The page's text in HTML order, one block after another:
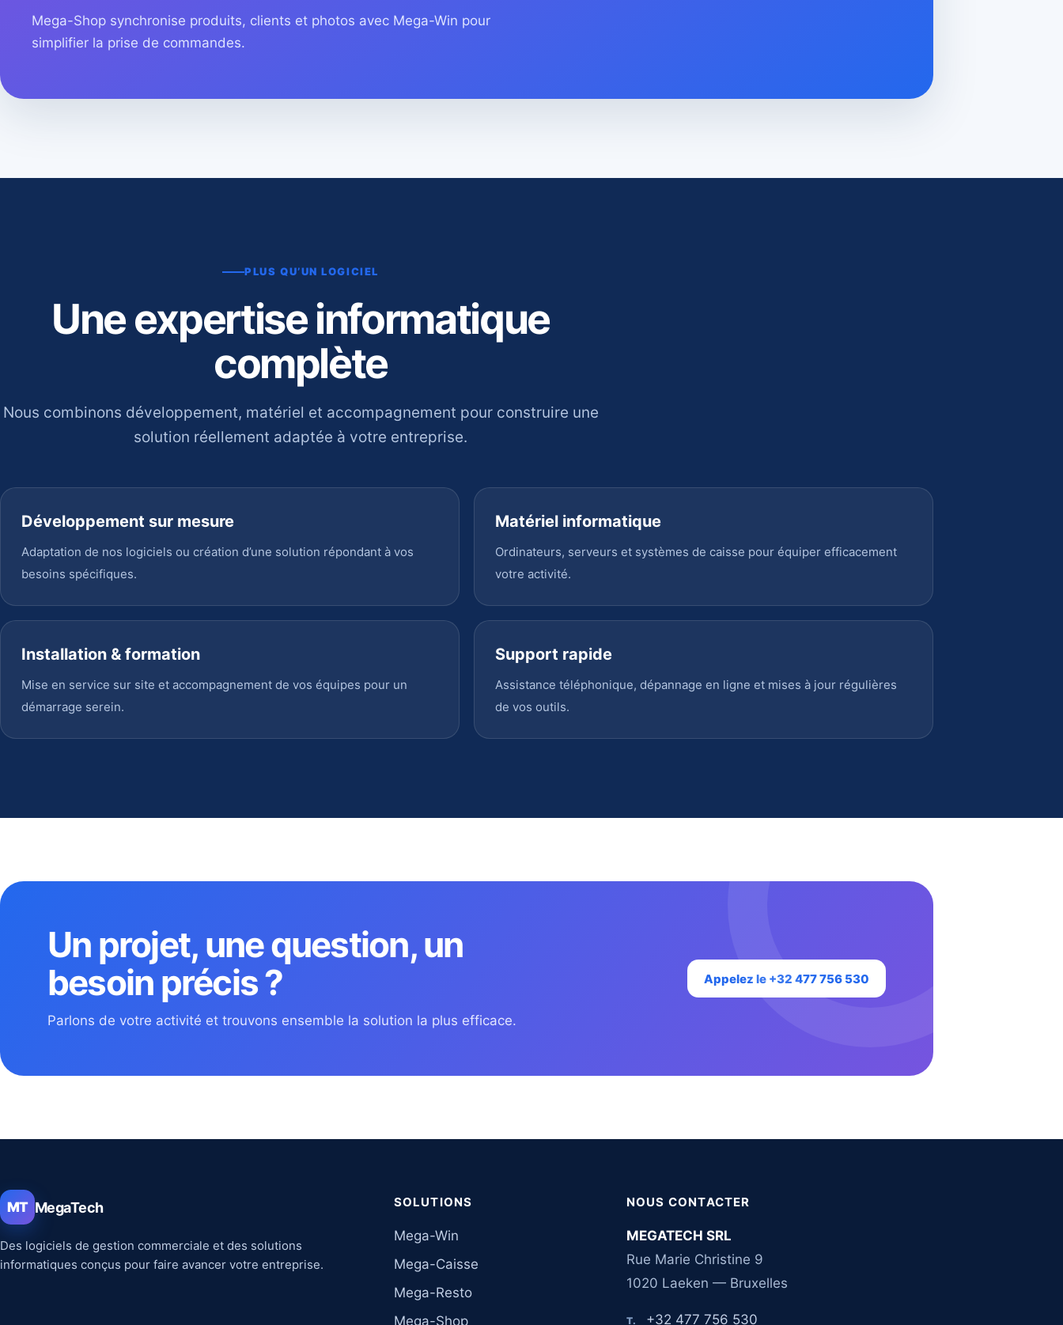
Mega-Shop synchronise produits, clients et photos avec Mega-Win pour
simplifier la prise de commandes.
PLUS QU’UN LOGICIEL
Une expertise informatique
complète
Nous combinons développement, matériel et accompagnement pour construire une
solution réellement adaptée à votre entreprise.
Développement sur mesure
Adaptation de nos logiciels ou création d’une solution répondant à vos
besoins spécifiques.
Matériel informatique
Ordinateurs, serveurs et systèmes de caisse pour équiper efficacement
votre activité.
Installation & formation
Mise en service sur site et accompagnement de vos équipes pour un
démarrage serein.
Support rapide
Assistance téléphonique, dépannage en ligne et mises à jour régulières
de vos outils.
Un projet, une question, un
besoin précis ?
Parlons de votre activité et trouvons ensemble la solution la plus efficace.
Appelez le +32 477 756 530
MT MegaTech
Des logiciels de gestion commerciale et des solutions
informatiques conçus pour faire avancer votre entreprise.
SOLUTIONS
Mega-Win
Mega-Caisse
Mega-Resto
Mega-Shop
NOUS CONTACTER
MEGATECH SRL
Rue Marie Christine 9
1020 Laeken — Bruxelles
T. +32 477 756 530